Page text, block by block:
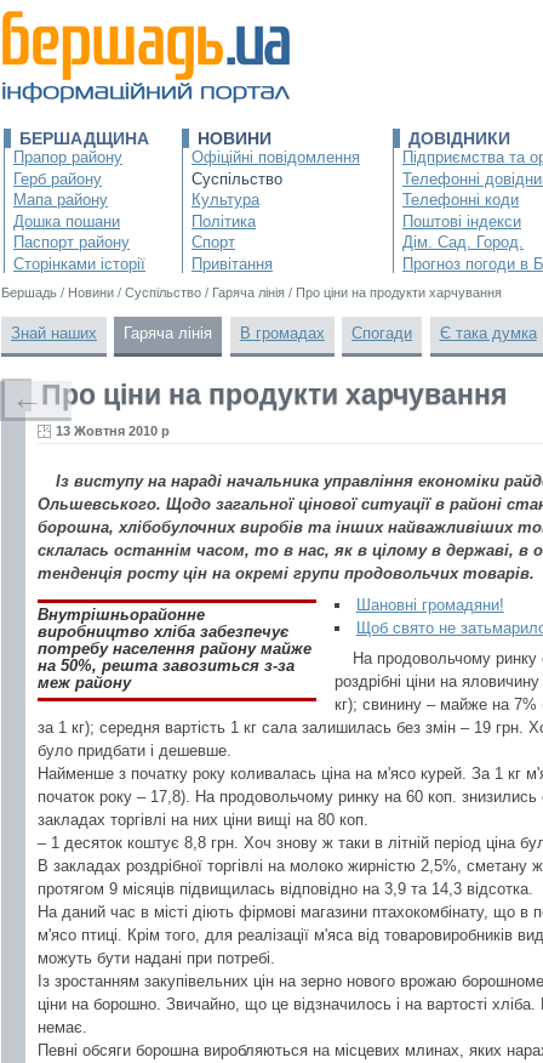
БЕРШАДЩИНА
Прапор району
Герб району
Мапа району
Дошка пошани
Паспорт району
Сторінками історії
НОВИНИ
Офіційні повідомлення
Суспільство
Культура
Політика
Спорт
Привітання
ДОВІДНИКИ
Підприємства та
Телефонні
Телефонні коди
Поштові індекси
Дім. Сад. Город.
Прогноз погоди в
Бершадь / Новини / Суспільство / Гаряча лінія / Про ціни на продукти харчування
Знай наших Гаряча лінія В громадах Спогади Є така думка
Про ціни на продукти харчування
13 Жовтня 2010 р
Із виступу на нараді начальника управління економіки
Ольшевського. Щодо загальної цінової ситуації в районі
борошна, хлібобулочних виробів та інших найважливіших
склалась останнім часом, то в нас, як в цілому в державі, в
тенденція росту цін на окремі групи продовольчих товарів.
Внутрішньорайонне
виробництво хліба забезпечує
потребу населення району майже
на 50%, решта завозиться з-за
меж району
Шановні громадяни!
Щоб свято не
На продовольчому ринку
роздрібні ціни на
кг); свинину – майже на 7%
за 1 кг); середня вартість 1 кг сала залишилась без змін – 19 грн.
було придбати і дешевше.
Найменше з початку року коливалась ціна на м'ясо курей. За 1 кг
початок року – 17,8). На продовольчому ринку на 60 коп. знизились
закладах торгівлі на них ціни вищі на 80 коп.
– 1 десяток коштує 8,8 грн. Хоч знову ж таки в літній період ціна
В закладах роздрібної торгівлі на молоко жирністю 2,5%,
протягом 9 місяців підвищилась відповідно на 3,9 та 14,3 відсотка.
На даний час в місті діють фірмові магазини птахокомбінату, що в
м'ясо птиці. Крім того, для реалізації м'яса від товаровиробників
можуть бути надані при потребі.
Із зростанням закупівельних цін на зерно нового врожаю
ціни на борошно. Звичайно, що це відзначилось і на вартості
немає.
Певні обсяги борошна виробляються на місцевих млинах, яких
←